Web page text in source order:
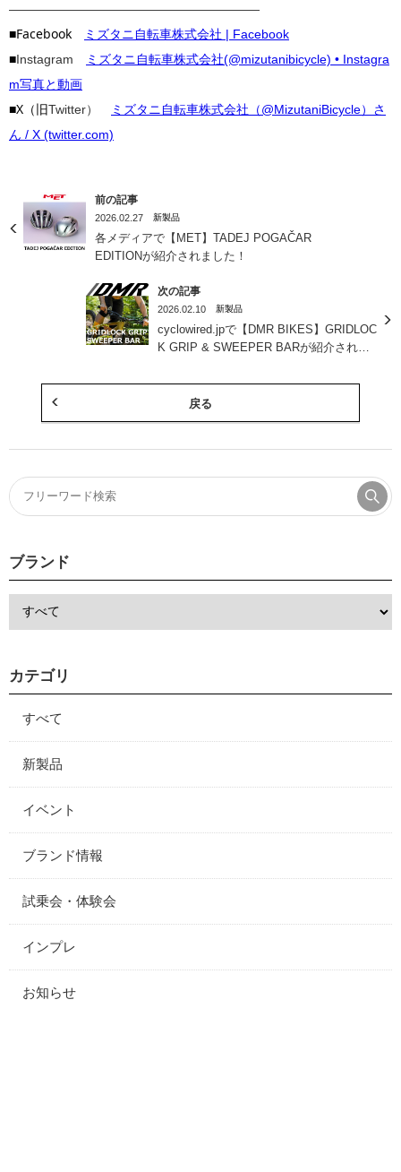
————————————————————
■Facebook ミズタニ自転車株式会社 | Facebook
■Instagram
ミズタニ自転車株式会社(@mizutanibicycle) • Instagra
m写真と動画
■X（旧Twitter）
ミズタニ自転車株式会社（@MizutaniBicycle）さ
ん / X (twitter.com)
前の記事
2026.02.27 新製品
各メディアで【MET】TADEJ POGAČAR
EDITIONが紹介されました！
次の記事
2026.02.10 新製品
cyclowired.jpで【DMR BIKES】GRIDLOC
K GRIP & SWEEPER BARが紹介されま
戻る
ブランド
カテゴリ
すべて
新製品
イベント
ブランド情報
試乗会・体験会
インプレ
お知らせ